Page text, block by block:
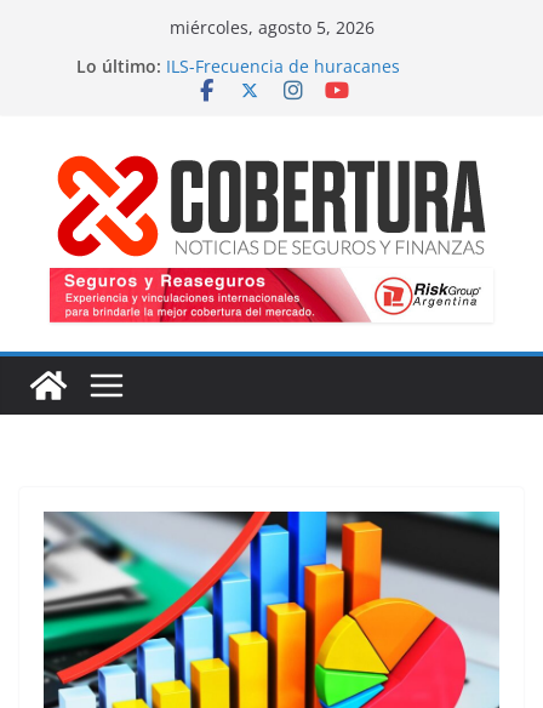
miércoles, agosto 5, 2026
Lo último: ILS-Frecuencia de huracanes
Seguro marítimo-Presiones cruzadas
Fitch-Impulso a la innovación